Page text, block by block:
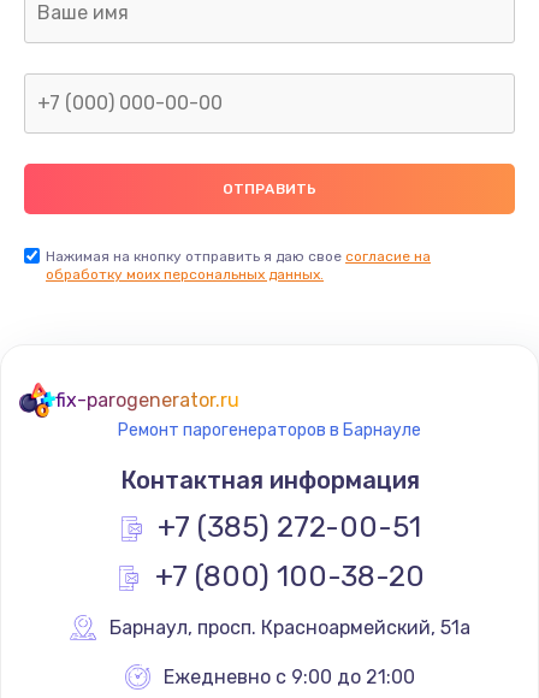
Ремонт двигателя кофемолки
1000 руб.
Заказать
Ремонт платы управления
3500 руб.
Заказать
Перепрошивка
Нажимая на кнопку отправить я даю свое согласие на
обработку моих персональных данных.
fix-parogenerator.ru
Ремонт парогенераторов в Барнауле
Контактная информация
+7 (385) 272-00-51
+7 (800) 100-38-20
Барнаул, просп. Красноармейский, 51а
Ежедневно с 9:00 до 21:00